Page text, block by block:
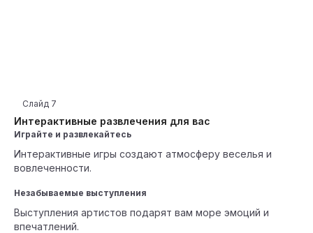
Интерактивные развлечения для вас
Слайд 7
Играйте и развлекайтесь
Интерактивные игры создают атмосферу веселья и
вовлеченности.
Незабываемые выступления
Выступления артистов подарят вам море эмоций и
впечатлений.